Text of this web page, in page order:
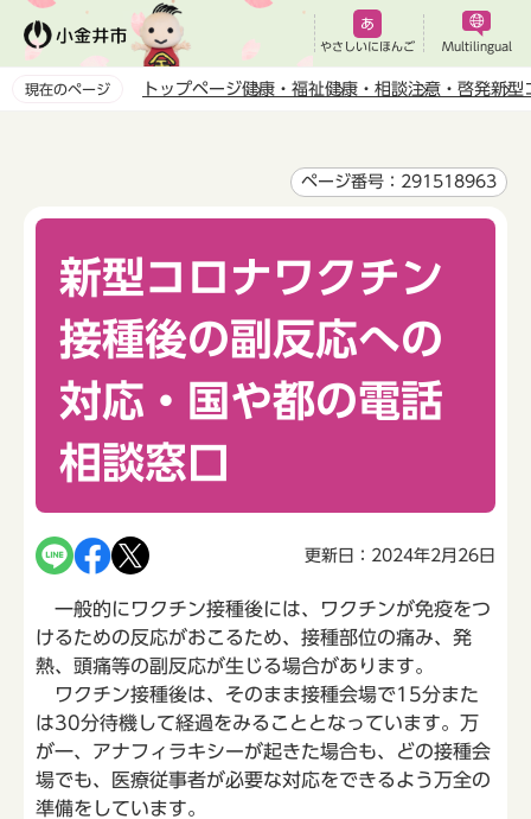
ペ
やさしいにほんご Multilingual
現在のページ トップページ健康・福祉健康・相談注意・啓発新型
ページ番号：291518963
新型コロナワクチン
接種後の副反応への
対応・国や都の電話
相談窓口
更新日：2024年2月26日
一般的にワクチン接種後には、ワクチンが免疫をつ
けるための反応がおこるため、接種部位の痛み、発
熱、頭痛等の副反応が生じる場合があります。
ワクチン接種後は、そのまま接種会場で15分また
は30分待機して経過をみることとなっています。万
が一、アナフィラキシーが起きた場合も、どの接種会
場でも、医療従事者が必要な対応をできるよう万全の
準備をしています。